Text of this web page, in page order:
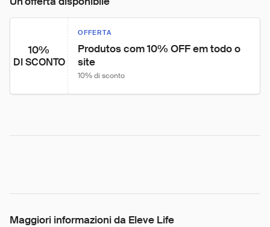
10%
DI SCONTO
OFFERTA
Produtos com 10% OFF em todo o
site
10% di sconto
Maggiori informazioni da Eleve Life